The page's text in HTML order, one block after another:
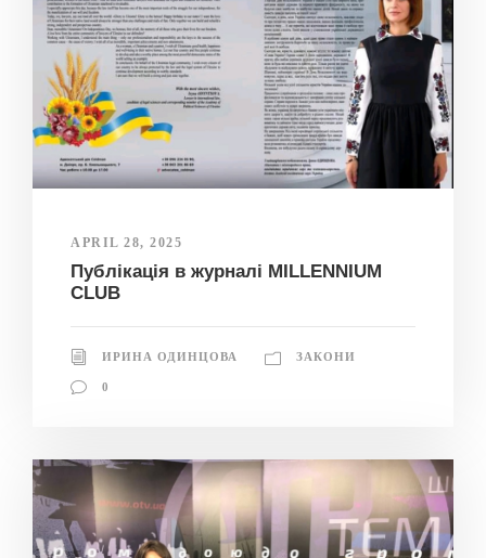
APRIL 28, 2025
Публікація в журналі MILLENNIUM
CLUB
ИРИНА ОДИНЦОВА ЗАКОНИ
0